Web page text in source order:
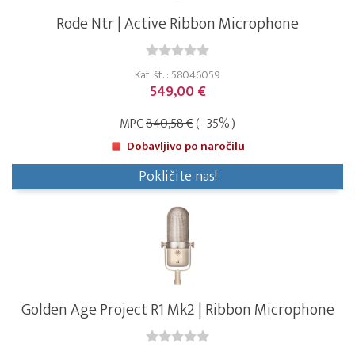
Rode Ntr | Active Ribbon Microphone
Kat. št. : 58046059
549,00 €
MPC840,58 €( -35% )
Dobavljivo po naročilu
Pokličite nas!
Golden Age Project R1 Mk2 | Ribbon Microphone